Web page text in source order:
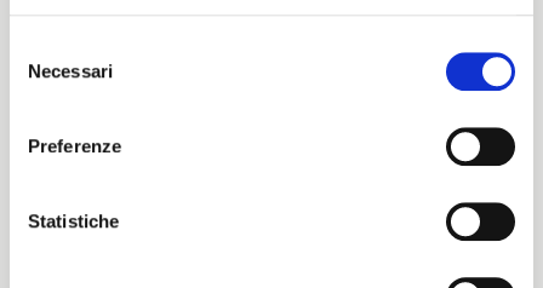
delNecessari
Preferenze
Statistiche